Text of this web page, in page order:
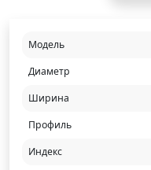
Модель
Диаметр
Ширина
Профиль
Индекс